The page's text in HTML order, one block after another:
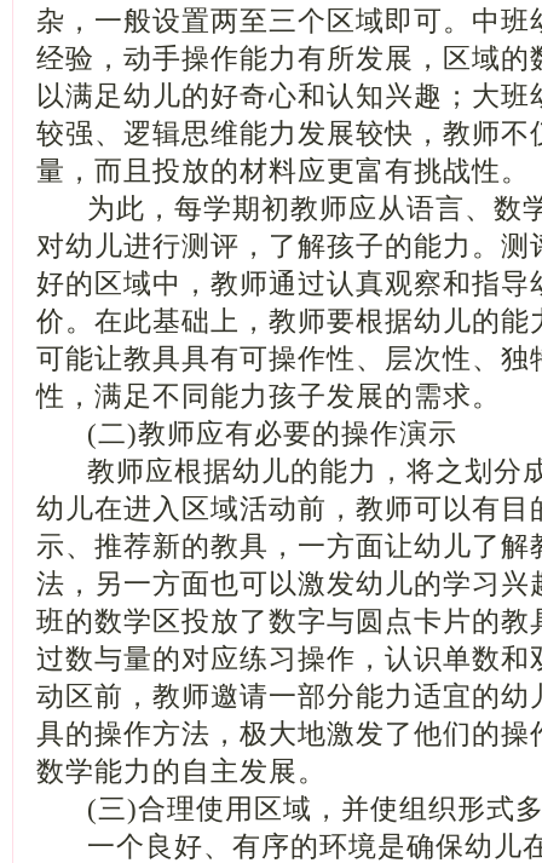
杂，一般设置两至三个区域即可。中班
经验，动手操作能力有所发展，区域的
以满足幼儿的好奇心和认知兴趣；大
较强、逻辑思维能力发展较快，教师不
量，而且投放的材料应更富有挑战性。
为此，每学期初教师应从语言、数
对幼儿进行测评，了解孩子的能力。测
好的区域中，教师通过认真观察和指导
价。在此基础上，教师要根据幼儿的能
可能让教具具有可操作性、层次性、独
性，满足不同能力孩子发展的需求。
(二)教师应有必要的操作演示
教师应根据幼儿的能力，将之划分
幼儿在进入区域活动前，教师可以有目
示、推荐新的教具，一方面让幼儿了解
法，另一方面也可以激发幼儿的学习兴
班的数学区投放了数字与圆点卡片的教
过数与量的对应练习操作，认识单数和
动区前，教师邀请一部分能力适宜的幼
具的操作方法，极大地激发了他们的操
数学能力的自主发展。
(三)合理使用区域，并使组织形式
一个良好、有序的环境是确保幼儿